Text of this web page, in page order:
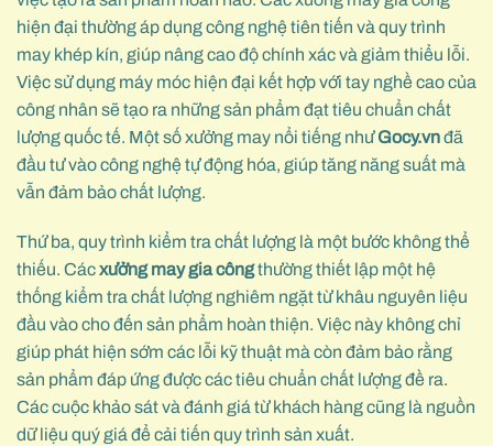
hiện đại thường áp dụng công nghệ tiên tiến và quy trình
may khép kín, giúp nâng cao độ chính xác và giảm thiểu lỗi.
Việc sử dụng máy móc hiện đại kết hợp với tay nghề cao của
công nhân sẽ tạo ra những sản phẩm đạt tiêu chuẩn chất
lượng quốc tế. Một số xưởng may nổi tiếng nhưGocy.vnđã
đầu tư vào công nghệ tự động hóa, giúp tăng năng suất mà
vẫn đảm bảo chất lượng.
Thứ ba, quy trình kiểm tra chất lượng là một bước không thể
thiếu. Cácxưởng may gia côngthường thiết lập một hệ
thống kiểm tra chất lượng nghiêm ngặt từ khâu nguyên liệu
đầu vào cho đến sản phẩm hoàn thiện. Việc này không chỉ
giúp phát hiện sớm các lỗi kỹ thuật mà còn đảm bảo rằng
sản phẩm đáp ứng được các tiêu chuẩn chất lượng đề ra.
Các cuộc khảo sát và đánh giá từ khách hàng cũng là nguồn
dữ liệu quý giá để cải tiến quy trình sản xuất.